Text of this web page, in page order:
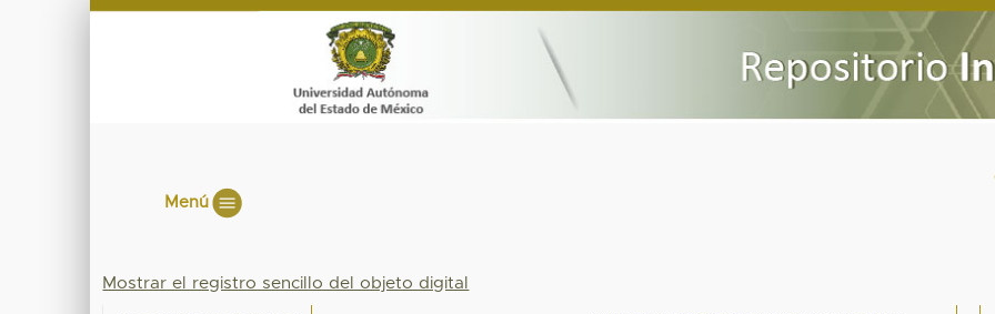
Menú
Mostrar el registro sencillo del objeto digital